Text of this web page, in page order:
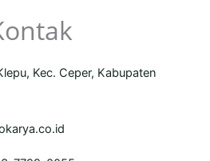
Kec. Ceper, Kabupaten